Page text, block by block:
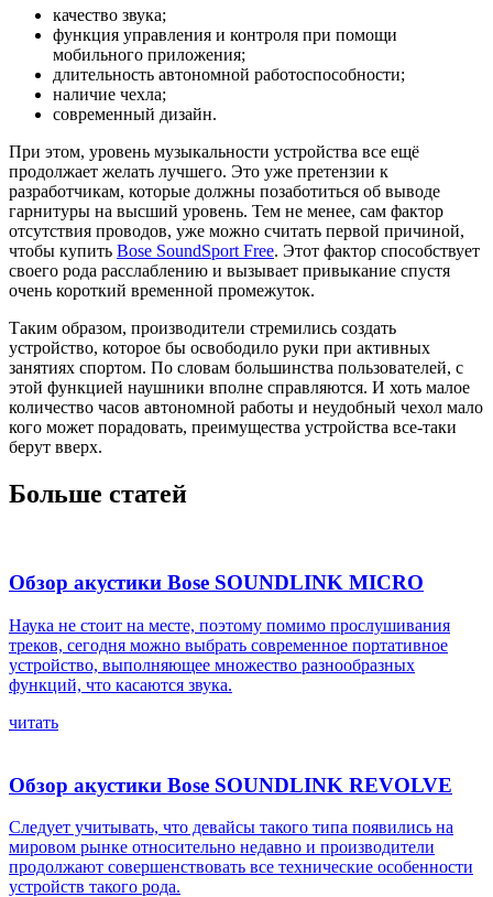
качество звука;
функция управления и контроля при помощи
мобильного приложения;
длительность автономной работоспособности;
наличие чехла;
современный дизайн.
При этом, уровень музыкальности устройства все ещё
продолжает желать лучшего. Это уже претензии к
разработчикам, которые должны позаботиться об выводе
гарнитуры на высший уровень. Тем не менее, сам фактор
отсутствия проводов, уже можно считать первой причиной,
чтобы купить Bose SoundSport Free. Этот фактор способствует
своего рода расслаблению и вызывает привыкание спустя
очень короткий временной промежуток.
Таким образом, производители стремились создать
устройство, которое бы освободило руки при активных
занятиях спортом. По словам большинства пользователей, с
этой функцией наушники вполне справляются. И хоть малое
количество часов автономной работы и неудобный чехол мало
кого может порадовать, преимущества устройства все-таки
берут вверх.
Больше статей
Обзор акустики Bose SOUNDLINK MICRO
Наука не стоит на месте, поэтому помимо прослушивания
треков, сегодня можно выбрать современное портативное
устройство, выполняющее множество разнообразных
функций, что касаются звука.
читать
Обзор акустики Bose SOUNDLINK REVOLVE
Следует учитывать, что девайсы такого типа появились на
мировом рынке относительно недавно и производители
продолжают совершенствовать все технические особенности
устройств такого рода.